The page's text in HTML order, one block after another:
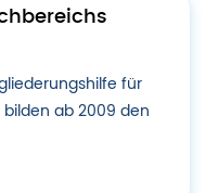
für
ab 2009 den